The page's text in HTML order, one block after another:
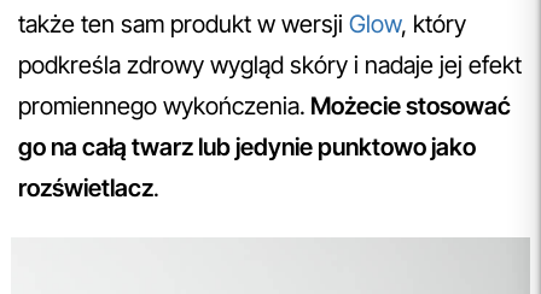
także ten sam produkt w wersji Glow, który
podkreśla zdrowy wygląd skóry i nadaje jej efekt
promiennego wykończenia. Możecie stosować
go na całą twarz lub jedynie punktowo jako
rozświetlacz.